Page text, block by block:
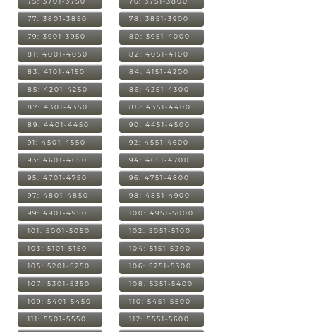
77: 3801-3850 78: 3851-3900
79: 3901-3950 80: 3951-4000
81: 4001-4050 82: 4051-4100
83: 4101-4150 84: 4151-4200
85: 4201-4250 86: 4251-4300
87: 4301-4350 88: 4351-4400
89: 4401-4450 90: 4451-4500
91: 4501-4550 92: 4551-4600
93: 4601-4650 94: 4651-4700
95: 4701-4750 96: 4751-4800
97: 4801-4850 98: 4851-4900
99: 4901-4950 100: 4951-5000
101: 5001-5050 102: 5051-5100
103: 5101-5150 104: 5151-5200
105: 5201-5250 106: 5251-5300
107: 5301-5350 108: 5351-5400
109: 5401-5450 110: 5451-5500
111: 5501-5550 112: 5551-5600